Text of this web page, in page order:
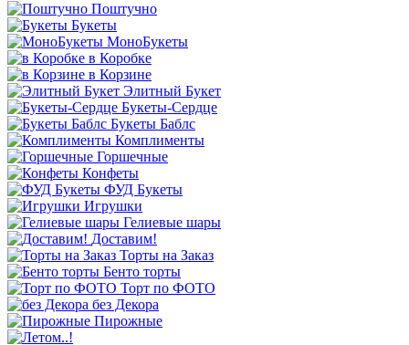
Поштучно
Букеты
МоноБукеты
в Коробке
в Корзине
Элитный Букет
Букеты-Сердце
Букеты Баблс
Комплименты
Горшечные
Конфеты
ФУД Букеты
Игрушки
Гелиевые шары
Доставим!
Торты на Заказ
Бенто торты
Торт по ФОТО
без Декора
Пирожные